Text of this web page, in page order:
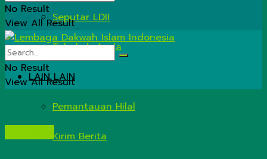
Seputar LDII
Tahukah Anda
LAIN LAIN
Pemantauan Hilal
Kirim Berita
No Result
View All Result
No Result
View All Result